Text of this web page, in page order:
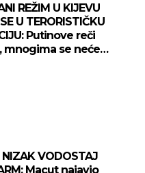
REŽIM U KIJEVU
U TERORISTIČKU
Putinove reči
mnogima se neće
NIZAK VODOSTAJ
Macut najavio